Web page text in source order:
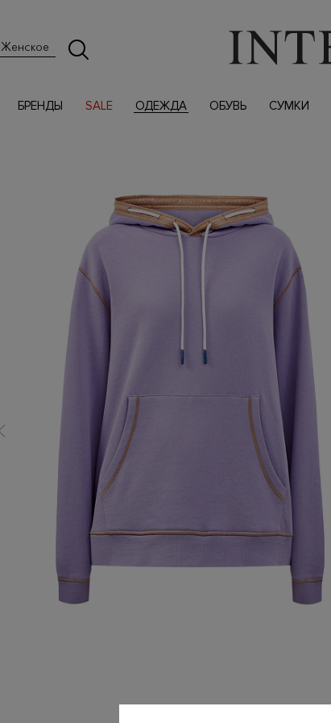
Женское
БРЕНДЫ SALE ОДЕЖДА ОБУВЬ СУМКИ